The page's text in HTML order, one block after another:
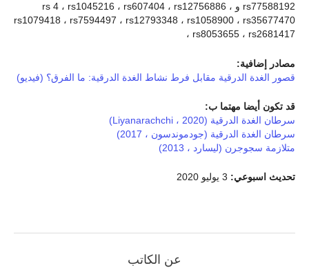
rs77588192 و rs 4 ، rs1045216 ، rs607404 ، rs12756886 ،
rs1079418 ، rs7594497 ، rs12793348 ، rs1058900 ، rs35677470
، rs8053655 ، rs2681417
مصادر إضافية:
قصور الغدة الدرقية مقابل فرط نشاط الغدة الدرقية: ما الفرق؟ (فيديو)
قد تكون أيضا مهتما ب:
سرطان الغدة الدرقية (Liyanarachchi ، 2020)
سرطان الغدة الدرقية (جودموندسون ، 2017)
متلازمة سجوجرن (ليسارد ، 2013)
تحديث اسبوعي:
عن الكاتب